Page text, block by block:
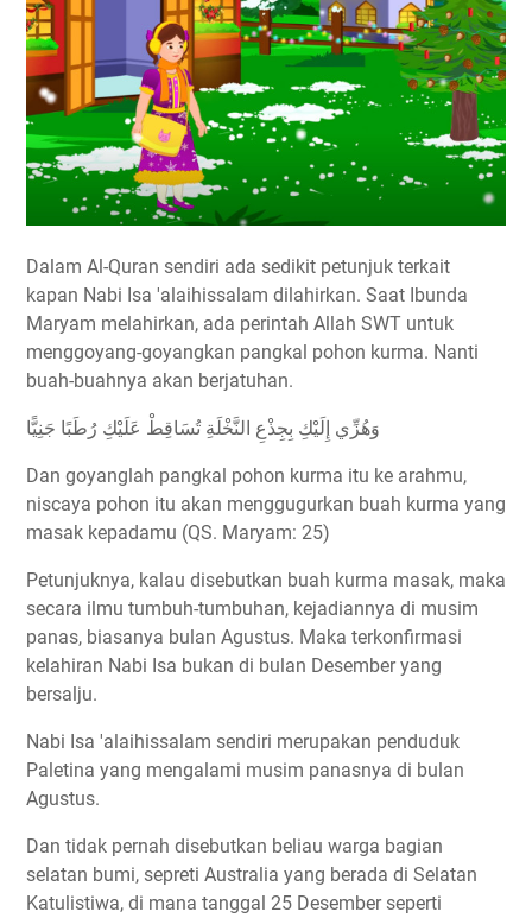
Dalam Al-Quran sendiri ada sedikit petunjuk terkait
kapan Nabi Isa 'alaihissalam dilahirkan. Saat Ibunda
Maryam melahirkan, ada perintah Allah SWT untuk
menggoyang-goyangkan pangkal pohon kurma. Nanti
buah-buahnya akan berjatuhan.
وَهُزِّي إِلَيْكِ بِجِذْعِ النَّخْلَةِ تُسَاقِطْ عَلَيْكِ رُطَبًا جَنِيًّا
Dan goyanglah pangkal pohon kurma itu ke arahmu,
niscaya pohon itu akan menggugurkan buah kurma yang
masak kepadamu (QS. Maryam: 25)
Petunjuknya, kalau disebutkan buah kurma masak, maka
secara ilmu tumbuh-tumbuhan, kejadiannya di musim
panas, biasanya bulan Agustus. Maka terkonfirmasi
kelahiran Nabi Isa bukan di bulan Desember yang
bersalju.
Nabi Isa 'alaihissalam sendiri merupakan penduduk
Paletina yang mengalami musim panasnya di bulan
Agustus.
Dan tidak pernah disebutkan beliau warga bagian
selatan bumi, sepreti Australia yang berada di Selatan
Katulistiwa, di mana tanggal 25 Desember seperti